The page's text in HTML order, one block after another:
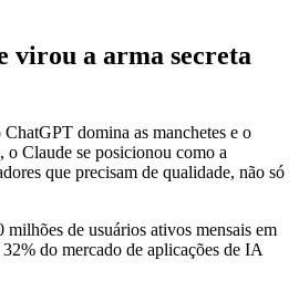
virou a arma secreta
domina as manchetes e o
Claude se posicionou como a
que precisam de qualidade, não só
de usuários ativos mensais em
do mercado de aplicações de IA